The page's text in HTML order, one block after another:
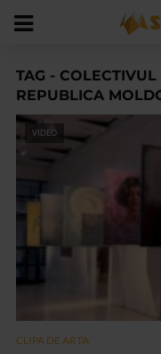
TAG -
REPUBLICA
VIDEO
CLIPA DE ARTA